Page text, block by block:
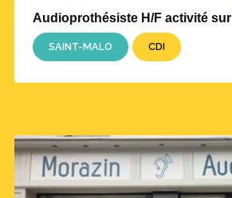
Audioprothésiste H/F activité
SAINT-MALO CDI